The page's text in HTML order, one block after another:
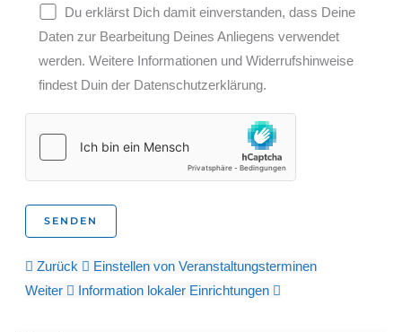
Du erklärst Dich damit einverstanden, dass Deine
Daten zur Bearbeitung Deines Anliegens verwendet
werden. Weitere Informationen und Widerrufshinweise
findest Duin der Datenschutzerklärung.
Zurück
Einstellen von Veranstaltungsterminen
Weiter
Information lokaler Einrichtungen